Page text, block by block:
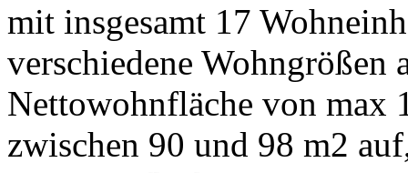
mit insgesamt 17
verschiedene Wohngrößen
Nettowohnfläche von max
zwischen 90 und 98 m2